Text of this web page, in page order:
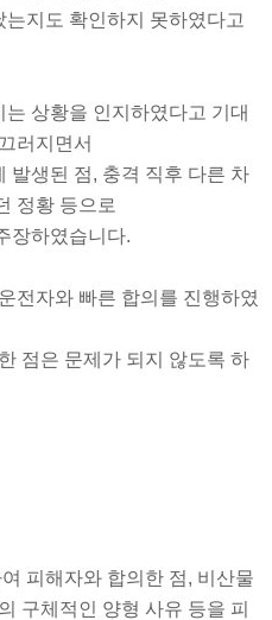
지도 확인하지 못하였다고
상황을 인지하였다고 기대
러지면서
발생된 점, 충격 직후 다른 차
정황 등으로
장하였습니다.
전자와 빠른 합의를 진행하였
점은 문제가 되지 않도록 하
피해자와 합의한 점, 비산물
구체적인 양형 사유 등을 피